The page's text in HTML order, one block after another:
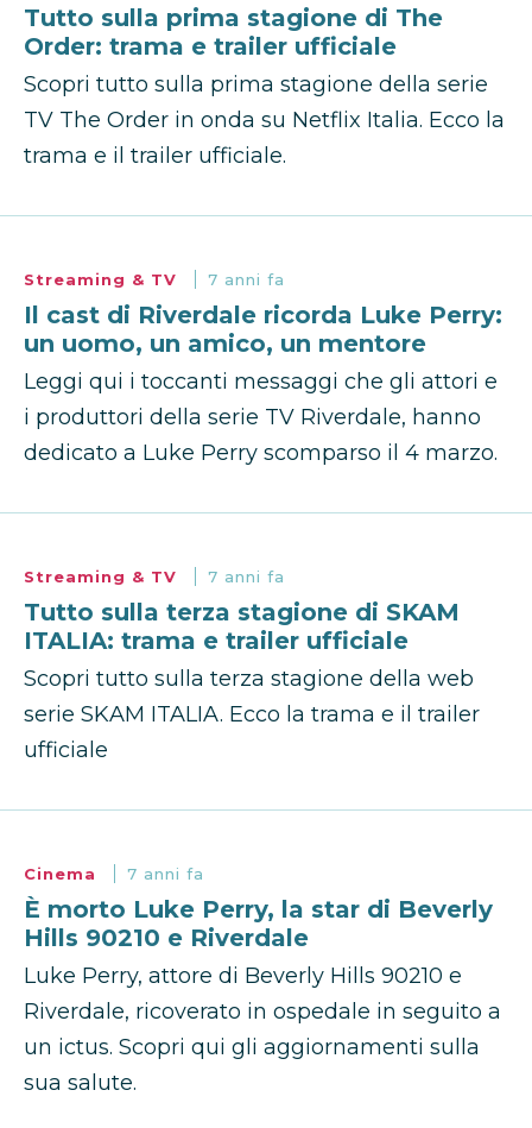
Tutto sulla prima stagione di The
Order: trama e trailer ufficiale
Scopri tutto sulla prima stagione della serie
TV The Order in onda su Netflix Italia. Ecco la
trama e il trailer ufficiale.
Streaming & TV 7 anni fa
Il cast di Riverdale ricorda Luke Perry:
un uomo, un amico, un mentore
Leggi qui i toccanti messaggi che gli attori e
i produttori della serie TV Riverdale, hanno
dedicato a Luke Perry scomparso il 4 marzo.
Streaming & TV 7 anni fa
Tutto sulla terza stagione di SKAM
ITALIA: trama e trailer ufficiale
Scopri tutto sulla terza stagione della web
serie SKAM ITALIA. Ecco la trama e il trailer
ufficiale
Cinema 7 anni fa
È morto Luke Perry, la star di Beverly
Hills 90210 e Riverdale
Luke Perry, attore di Beverly Hills 90210 e
Riverdale, ricoverato in ospedale in seguito a
un ictus. Scopri qui gli aggiornamenti sulla
sua salute.